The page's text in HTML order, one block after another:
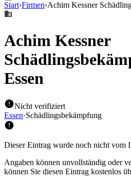
Start›Firmen›Achim Kessner
Achim Kessner
Essen
Nicht verifiziert
Essen·Schädlingsbekämpfung
Dieser Eintrag wurde noch nicht vom
Angaben können unvollständig oder
können Sie diesen Eintrag kostenlos